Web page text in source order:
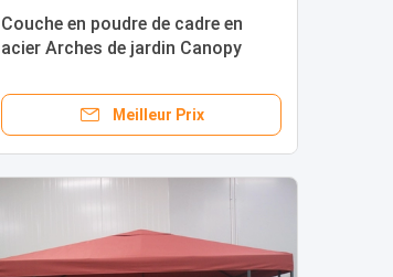
Couche en poudre de cadre en
acier Arches de jardin Canopy
espaces extérieurs
Meilleur Prix